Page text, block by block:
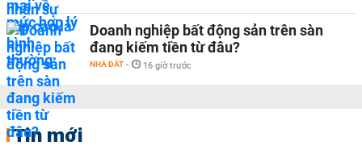
Doanh nghiệp bất động sản trên sàn
đang kiếm tiền từ đâu?
NHÀ ĐẤT - 16 giờ trước
Tin mới